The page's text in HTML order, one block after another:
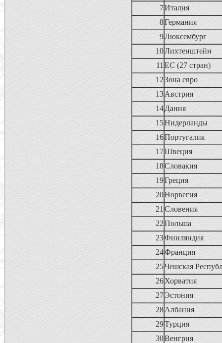
7Италия
8Германия
9Люксембург
10Лихтенштейн
11 ЕС (27 стран)
12Зона евро
13Австрия
14Дания
15Нидерланды
16Португалия
17Швеция
18Словакия
19Греция
20Норвегия
21 Словения
22Польша
23Финляндия
24Франция
25Чешская
26Хорватия
27Эстония
28Албания
29Турция
30Венгрия